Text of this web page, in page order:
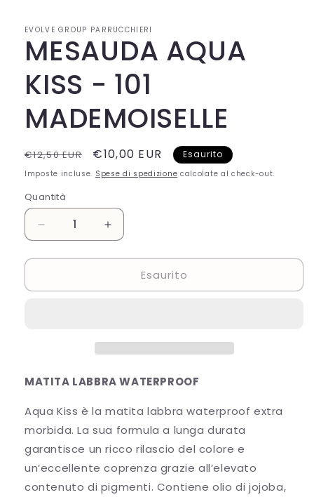
finestra
modale
EVOLVE GROUP PARRUCCHIERI
MESAUDA AQUA
KISS - 101
MADEMOISELLE
Prezzo
di
€12,50 EUR
Prezzo
scontato
€10,00 EUR Esaurito
Imposte incluse. Spese di spedizione calcolate al check-out.
Quantità
Diminuisci
quantità
per
AQUA
Aumenta
quantità
per
MESAUDA
AQUA
Esaurito
MATITA LABBRA WATERPROOF
Aqua Kiss è la matita labbra waterproof extra
morbida. La sua formula a lunga durata
garantisce un ricco rilascio del colore e
un’eccellente coprenza grazie all’elevato
contenuto di pigmenti. Contiene olio di jojoba,